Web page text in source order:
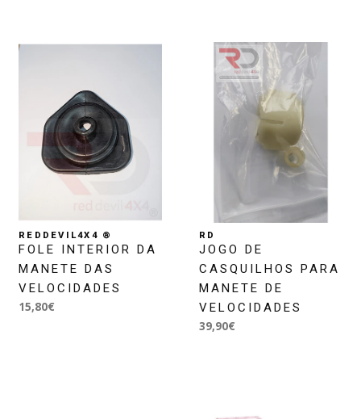
REDDEVIL4X4 ®
FOLE INTERIOR DA
MANETE DAS
VELOCIDADES
15,80€
RD
JOGO DE
CASQUILHOS PARA
MANETE DE
VELOCIDADES
39,90€